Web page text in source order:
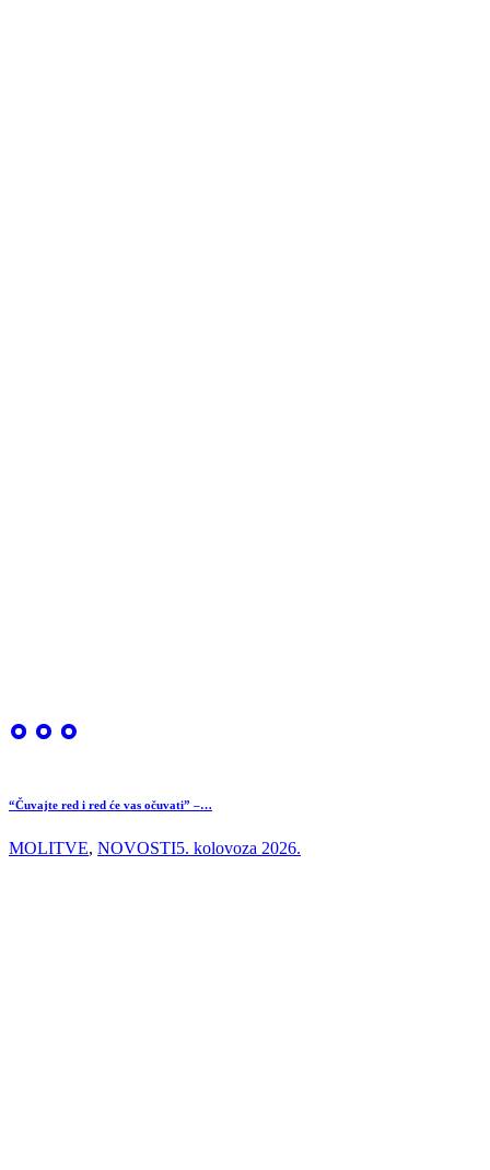
“Čuvajte red i red će vas očuvati” –…
MOLITVE, NOVOSTI5. kolovoza 2026.